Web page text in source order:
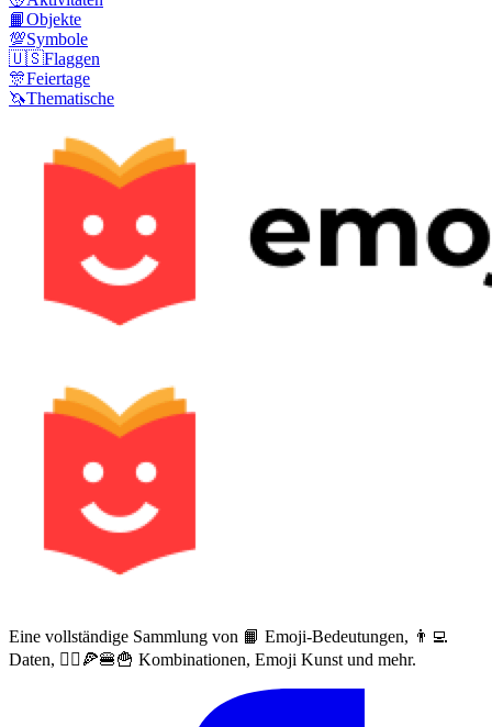
📙Objekte
💯Symbole
🇺🇸Flaggen
🎊Feiertage
🦄Thematische
Eine vollständige Sammlung von 📙 Emoji-Bedeutungen, 👨‍💻
Daten, 🙅‍♀️🍕🍔🍟 Kombinationen, Emoji Kunst und mehr.